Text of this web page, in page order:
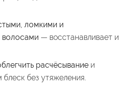
ломкими и
— восстанавливает и
расчёсываниеи
блеск без утяжеления.